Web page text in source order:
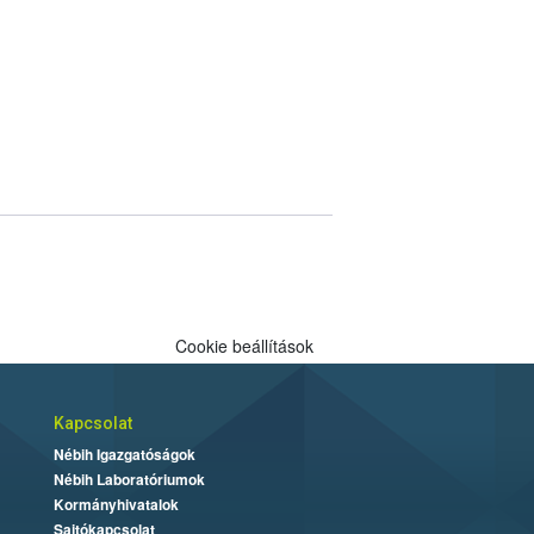
Cookie beállítások
Kapcsolat
Nébih Igazgatóságok
Nébih Laboratóriumok
Kormányhivatalok
Sajtókapcsolat